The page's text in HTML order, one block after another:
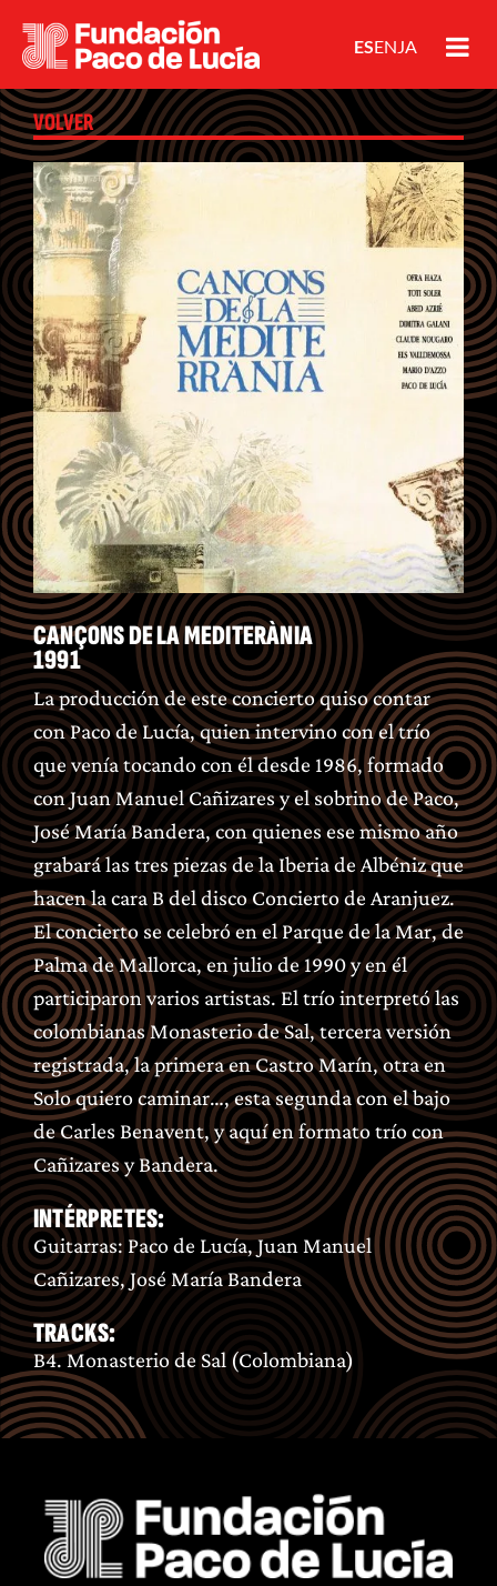
VOLVER
CANÇ0NS DE LA MEDITERÀNIA
1991
La producción de este concierto quiso contar
con Paco de Lucía, quien intervino con el trío
que venía tocando con él desde 1986, formado
con Juan Manuel Cañizares y el sobrino de Paco,
José María Bandera, con quienes ese mismo año
grabará las tres piezas de la Iberia de Albéniz que
hacen la cara B del disco Concierto de Aranjuez.
El concierto se celebró en el Parque de la Mar, de
Palma de Mallorca, en julio de 1990 y en él
participaron varios artistas. El trío interpretó las
colombianas Monasterio de Sal, tercera versión
registrada, la primera en Castro Marín, otra en
Solo quiero caminar…, esta segunda con el bajo
de Carles Benavent, y aquí en formato trío con
Cañizares y Bandera.
INTÉRPRETES:
Guitarras: Paco de Lucía, Juan Manuel
Cañizares, José María Bandera
TRACKS:
B4. Monasterio de Sal (Colombiana)
ENJA
ES